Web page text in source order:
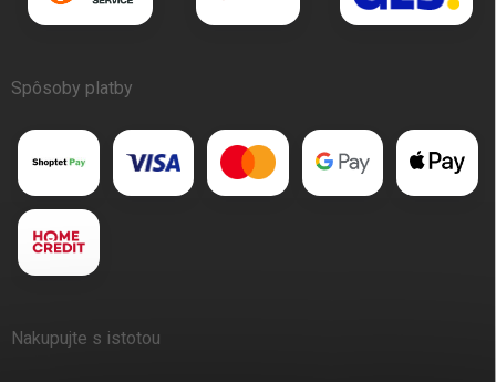
Spôsoby platby
Nakupujte s istotou